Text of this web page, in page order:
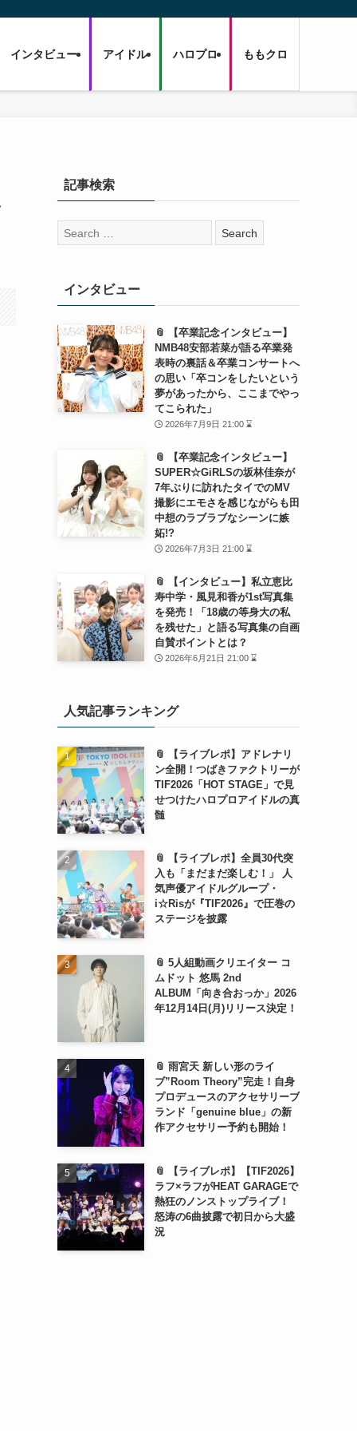
インタビュー アイドル ハロプロ ももクロ
記事検索
検
索:
インタビュー
📎 【卒業記念インタビュー】
NMB48安部若菜が語る卒業発
表時の裏話＆卒業コンサートへ
の思い「卒コンをしたいという
夢があったから、ここまでやっ
てこられた」
2026年7月9日 21:00 ⌛
📎 【卒業記念インタビュー】
SUPER☆GiRLSの坂林佳奈が
7年ぶりに訪れたタイでのMV
撮影にエモさを感じながらも田
中想のラブラブなシーンに嫉
妬!?
2026年7月3日 21:00 ⌛
📎 【インタビュー】私立恵比
寿中学・風見和香が1st写真集
を発売！「18歳の等身大の私
を残せた」と語る写真集の自画
自賛ポイントとは？
2026年6月21日 21:00 ⌛
人気記事ランキング
📎 【ライブレポ】アドレナリ
ン全開！つばきファクトリーが
TIF2026「HOT STAGE」で見
せつけたハロプロアイドルの真
髄
📎 【ライブレポ】全員30代突
入も「まだまだ楽しむ！」 人
気声優アイドルグループ・
i☆Risが『TIF2026』で圧巻の
ステージを披露
📎 5人組動画クリエイター コ
ムドット 悠馬 2nd
ALBUM「向き合おっか」2026
年12月14日(月)リリース決定！
📎 雨宮天 新しい形のライ
ブ”Room Theory”完走！自身
プロデュースのアクセサリーブ
ランド「genuine blue」の新
作アクセサリー予約も開始！
📎 【ライブレポ】【TIF2026】
ラフ×ラフがHEAT GARAGEで
熱狂のノンストップライブ！
怒涛の6曲披露で初日から大盛
況